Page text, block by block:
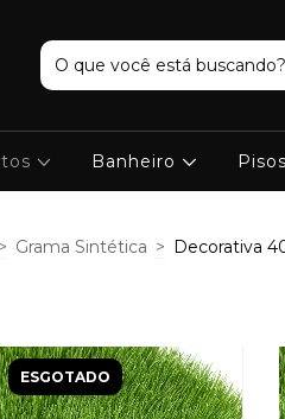
Banheiro Pisos
> Grama Sintética > Decorativa
ESGOTADO